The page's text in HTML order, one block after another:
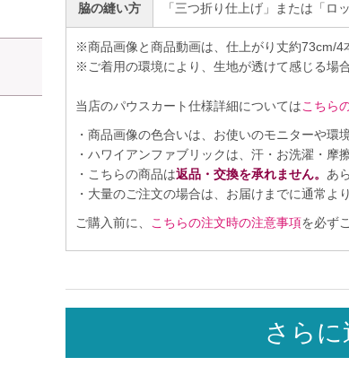
脇の縫い方 「三つ折り仕上げ」または「
※商品画像と商品動画は、仕上がり丈約73cm/4
※ご着用の環境により、生地が透けて感じる場
当店のパウスカート仕様詳細についてはこちら
・商品画像の色合いは、お使いのモニターや環
・ハワイアンファブリックは、汗・お洗濯・摩
・こちらの商品は返品・交換を承れません。 あ
・大量のご注文の場合は、お届けまでに通常よ
ご購入前に、 こちらの注文時の注意事項を必ず
さら